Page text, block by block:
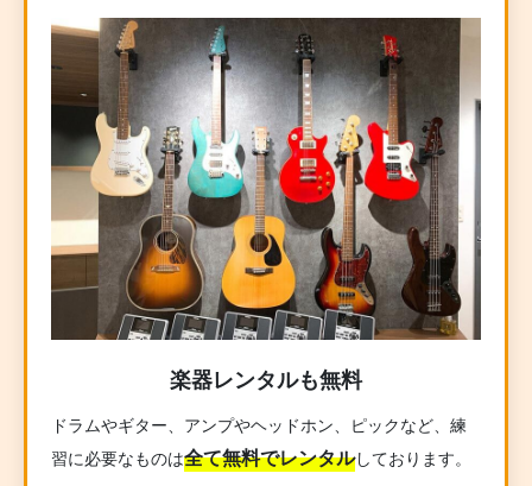
楽器レンタルも無料
ドラムやギター、アンプやヘッドホン、ピックなど、練
習に必要なものは全て無料でレンタルしております。